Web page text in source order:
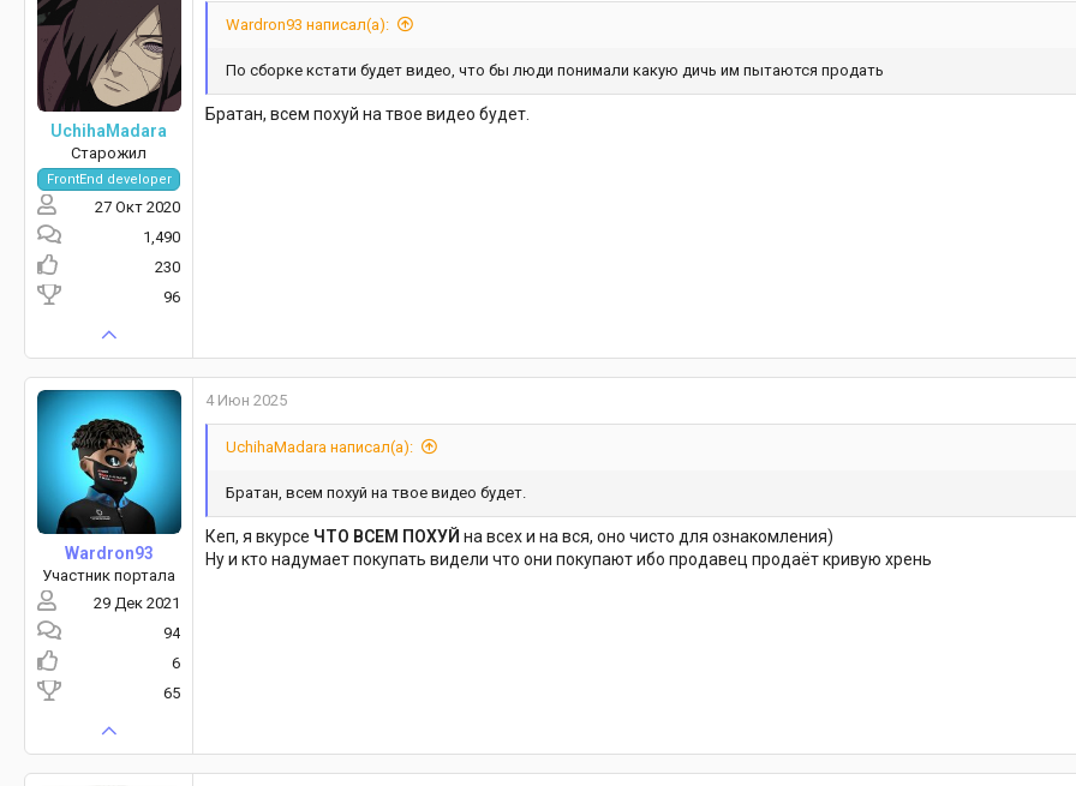
UchihaMadara
Старожил
FrontEnd developer
27 Окт 2020
1,490
230
96
Wardron93 написал(а):
По сборке кстати будет видео, что бы люди понимали какую дичь им пытаются продать
Братан, всем похуй на твое видео будет.
Wardron93
Участник портала
29 Дек 2021
94
6
65
4 Июн 2025
UchihaMadara написал(а):
Братан, всем похуй на твое видео будет.
Кеп, я вкурсе ЧТО ВСЕМ ПОХУЙ на всех и на вся, оно чисто для ознакомления)
Ну и кто надумает покупать видели что они покупают ибо продавец продаёт кривую хрень